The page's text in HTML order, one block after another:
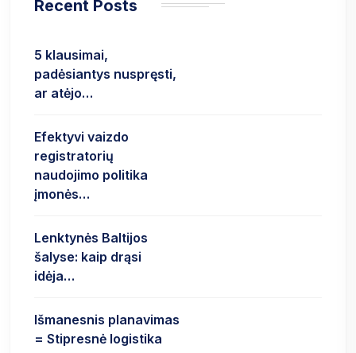
Recent Posts
5 klausimai,
padėsiantys nuspręsti,
ar atėjo…
Efektyvi vaizdo
registratorių
naudojimo politika
įmonės…
Lenktynės Baltijos
šalyse: kaip drąsi
idėja…
Išmanesnis planavimas
= Stipresnė logistika